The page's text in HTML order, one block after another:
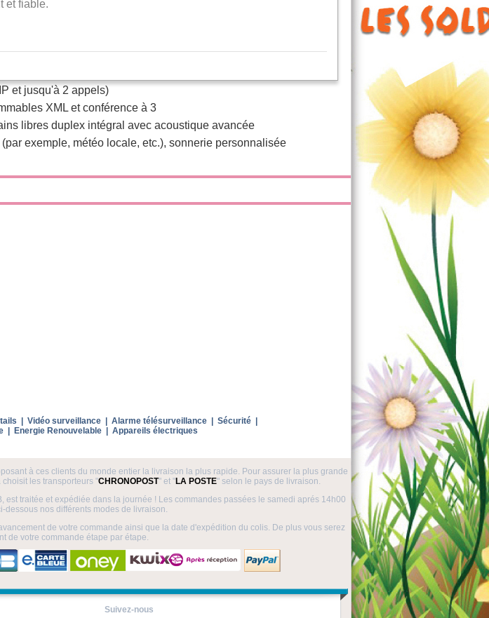
et fiable.
et jusqu'à 2 appels)
XML et conférence à 3
libres duplex intégral avec acoustique avancée
exemple, météo locale, etc.), sonnerie personnalisée
Vidéo surveillance| Alarme télésurveillance| Sécurité|
| Energie Renouvelable| Appareils électriques
à ces clients du monde entier la livraison la plus rapide. Pour assurer la plus grande
les transporteurs "CHRONOPOST" et "LA POSTE" selon le pays de livraison.
traitée et expédiée dans la journée ! Les commandes passées le samedi aprés 14h00
dessous nos différents modes de livraison.
de votre commande ainsi que la date d'expédition du colis. De plus vous serez
de votre commande étape par étape.
Suivez-nous